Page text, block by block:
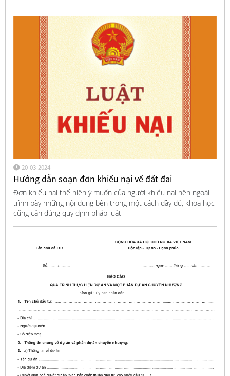
20-03-2024
Hướng dẫn soạn đơn khiếu nại về đất đai
Đơn khiếu nại thể hiện ý muốn của người khiếu nại nên ngoài
trình bày những nội dung bên trong một cách đầy đủ, khoa học
cũng cần đúng quy định pháp luật